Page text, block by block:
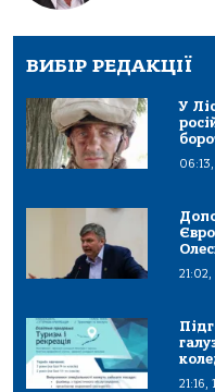
ВИБІР РЕДАКЦІЇ
У
21:16,